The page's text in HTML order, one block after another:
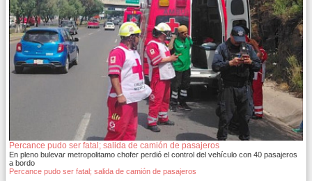
Percance pudo ser fatal; salida de camión de pasajeros
En pleno bulevar metropolitamo chofer perdió el control del vehículo con 40 pasajeros
a bordo
Percance pudo ser fatal; salida de camión de pasajeros